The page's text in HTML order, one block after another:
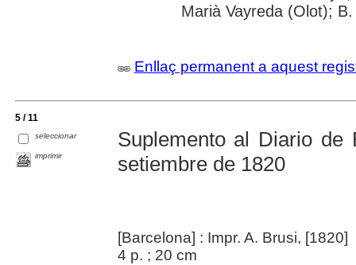
Marià Vayreda (Olot);
Enllaç permanent a aquest
5 / 11
seleccionar
imprimir
Suplemento al Diario de
setiembre de 1820
[Barcelona] : Impr. A. Brusi, [1820]
4 p. ; 20 cm